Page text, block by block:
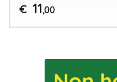
€ 11,00